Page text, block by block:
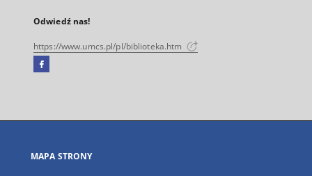
Odwiedź nas!
https://www.umcs.pl/pl/biblioteka.htm
Facebook
się
karcie
MAPA STRONY